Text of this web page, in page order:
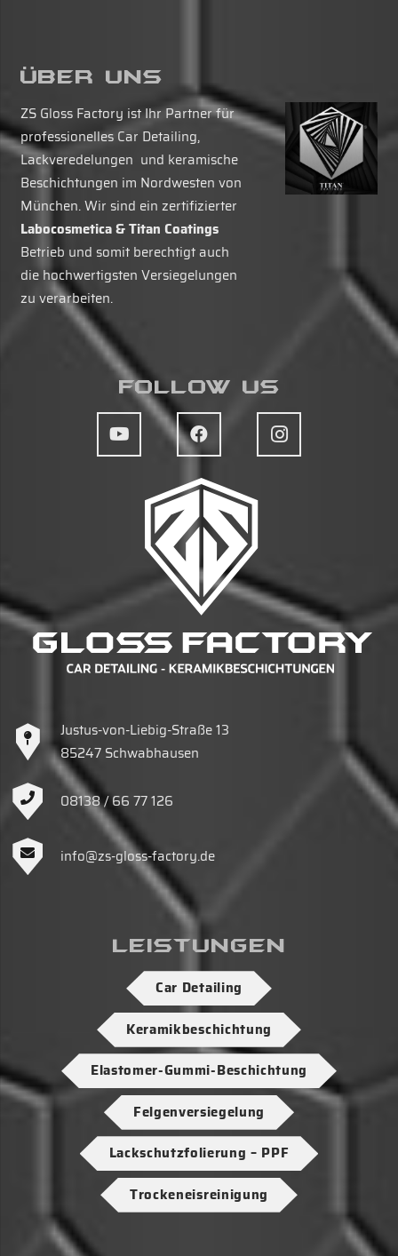
Über Uns
ZS Gloss Factory ist Ihr Partner für
professionelles Car Detailing,
Lackveredelungen und keramische
Beschichtungen im Nordwesten von
München. Wir sind ein zertifizierter
Labocosmetica & Titan Coatings
Betrieb und somit berechtigt auch
die hochwertigsten Versiegelungen
zu verarbeiten.
Follow Us
Justus-von-Liebig-Straße 13
85247 Schwabhausen
08138 / 66 77 126
info@zs-gloss-factory.de
Leistungen
Car Detailing
Keramikbeschichtung
Elastomer-Gummi-Beschichtung
Felgenversiegelung
Lackschutzfolierung – PPF
Trockeneisreinigung